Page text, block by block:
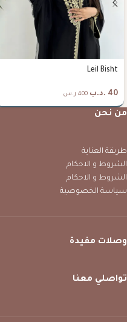
Leil Bisht
40 .د.ب 400 ر.س
من نحن
طريقة العناية
الشروط و الاحكام
الشروط و الاحكام
سياسة الخصوصية
وصلات مفيدة
تواصلي معنا